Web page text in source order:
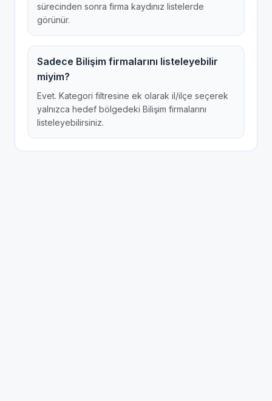
sürecinden sonra firma kaydınız listelerde
görünür.
Sadece Bilişim firmalarını listeleyebilir
miyim?
Evet. Kategori filtresine ek olarak il/ilçe seçerek
yalnızca hedef bölgedeki Bilişim firmalarını
listeleyebilirsiniz.